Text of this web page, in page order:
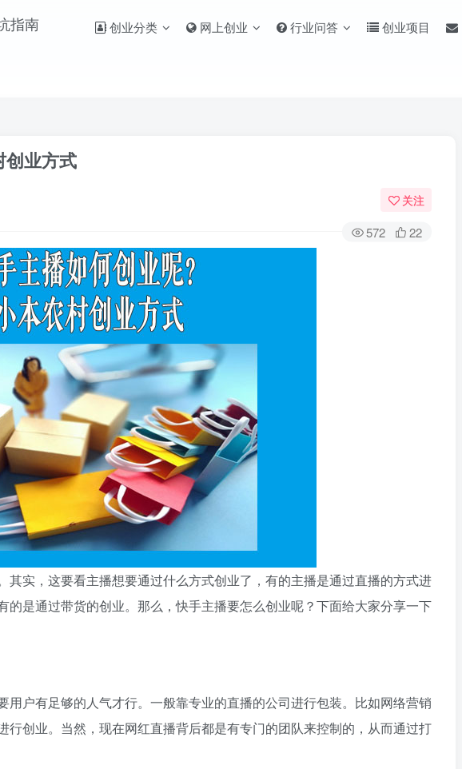
创业分类 网上创业 行业问答 创业项目
创业方式
关注
572 22
实，这要看主播想要通过什么方式创业了，有的主播是通过直播的方式进
是通过带货的创业。那么，快手主播要怎么创业呢？下面给大家分享一下
户有足够的人气才行。一般靠专业的直播的公司进行包装。比如网络营销
创业。当然，现在网红直播背后都是有专门的团队来控制的，从而通过打